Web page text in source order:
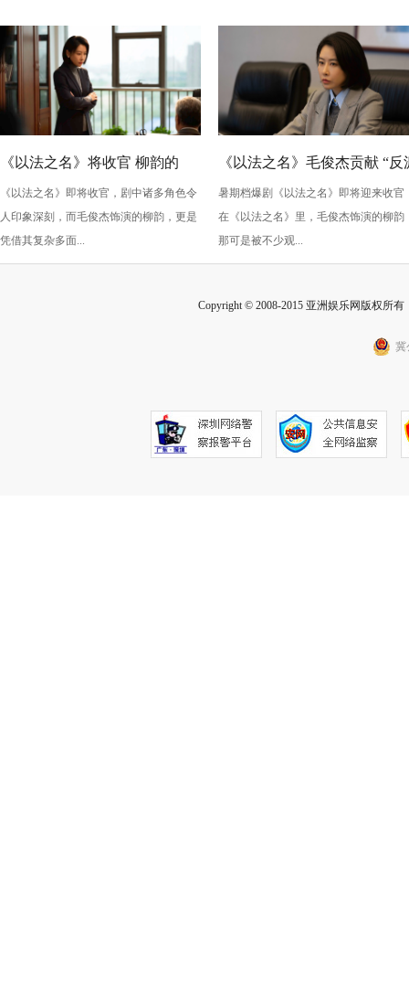
《以法之名》将收官 柳韵的
“蠢” 让毛俊杰重回巅峰
《以法之名》即将收官，剧中诸多角色令
人印象深刻，而毛俊杰饰演的柳韵，更是
凭借其复杂多面...
《以法之名》毛俊杰贡献 “反
级” 演技？柳韵的 “蠢” 是表演
的胜利！
暑期档爆剧《以法之名》即将迎来收官
在《以法之名》里，毛俊杰饰演的柳韵
那可是被不少观...
Copyright © 2008-2015 亚洲娱乐网版权所
冀